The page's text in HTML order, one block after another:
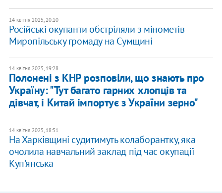
14 квітня 2025, 20:10
Російські окупанти обстріляли з мінометів
Миропільську громаду на Сумщині
14 квітня 2025, 19:28
​Полонені з КНР розповіли, що знають про
Україну: "Тут багато гарних хлопців та
дівчат, і Китай імпортує з України зерно"
14 квітня 2025, 18:51
На Харківщині судитимуть колаборантку, яка
очолила навчальний заклад під час окупації
Куп'янська